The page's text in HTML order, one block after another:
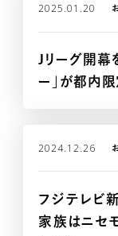
2025.01.20
Jリーグ開幕
ー」が都内
2024.12.26
フジテレビ
家族はニセ